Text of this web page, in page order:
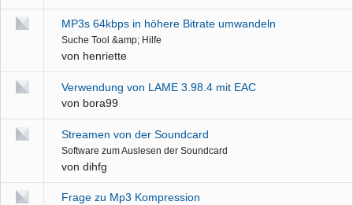
MP3s 64kbps in höhere Bitrate umwandeln
Suche Tool &amp; Hilfe
von henriette
Verwendung von LAME 3.98.4 mit EAC
von bora99
Streamen von der Soundcard
Software zum Auslesen der Soundcard
von dihfg
Frage zu Mp3 Kompression